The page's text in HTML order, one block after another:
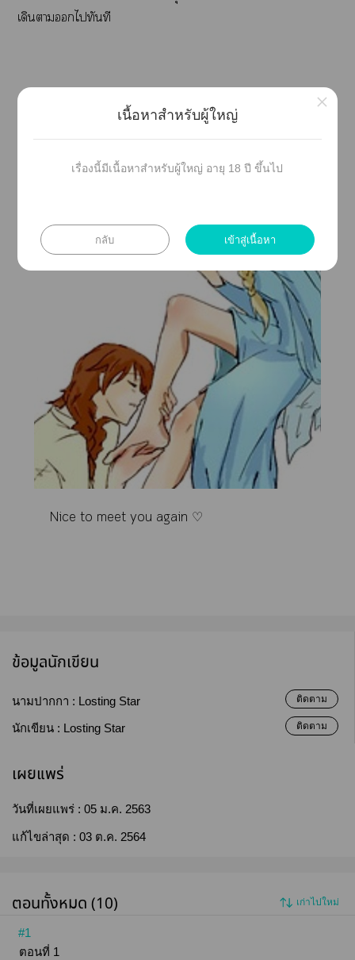
เดินาไทันที
Nice to meet you again ♡
ข้อมูลนักเขียน
นามปากกา : Losting Star ติดตาม
นักเขียน : Losting Star ติดตาม
เผยแพร่
วันที่เผยแพร่ : 05 ม.ค. 2563
แก้ไขล่าสุด : 03 ต.ค. 2564
ตอนทั้งหมด (10) เก่าไปใหม่
#1
ตอนที่ 1
เนื้อหาสำหรับผู้ใหญ่
เรื่องนี้มีเนื้อหาสำหรับผู้ใหญ่ อายุ 18 ปี ขึ้นไป
กลับ เข้าสู่เนื้อหา
×